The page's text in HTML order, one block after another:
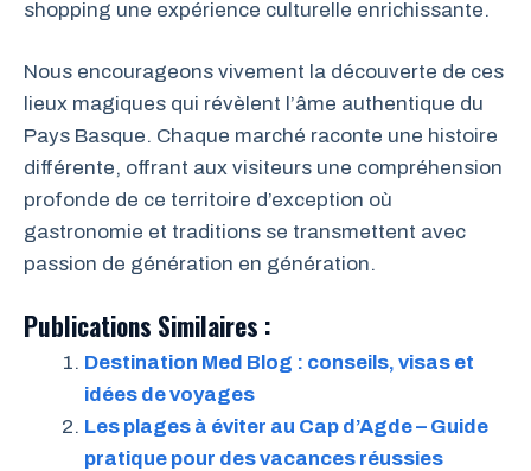
shopping une expérience culturelle enrichissante.
Nous encourageons vivement la découverte de ces
lieux magiques qui révèlent l’âme authentique du
Pays Basque. Chaque marché raconte une histoire
différente, offrant aux visiteurs une compréhension
profonde de ce territoire d’exception où
gastronomie et traditions se transmettent avec
passion de génération en génération.
Publications Similaires :
Destination Med Blog : conseils, visas et
idées de voyages
Les plages à éviter au Cap d’Agde – Guide
pratique pour des vacances réussies